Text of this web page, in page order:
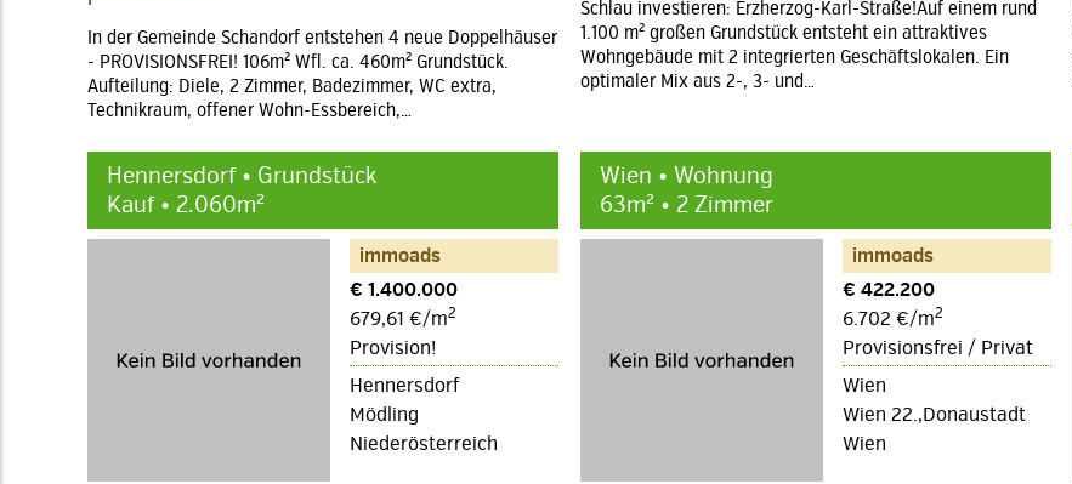
In der Gemeinde Schandorf entstehen 4 neue Doppelhäuser
- PROVISIONSFREI! 106m² Wfl. ca. 460m² Grundstück.
Aufteilung: Diele, 2 Zimmer, Badezimmer, WC extra,
Technikraum, offener Wohn-Essbereich,…
Schlau investieren: Erzherzog-Karl-Straße!Auf einem rund
1.100 m² großen Grundstück entsteht ein attraktives
Wohngebäude mit 2 integrierten Geschäftslokalen. Ein
optimaler Mix aus 2-, 3- und…
Hennersdorf • Grundstück
Kauf • 2.060m²
immoads
€ 1.400.000
679,61 €/m2
Provision!
Hennersdorf
Mödling
Niederösterreich
Wien • Wohnung
63m² • 2 Zimmer
immoads
€ 422.200
6.702 €/m2
Provisionsfrei / Privat
Wien
Wien 22.,Donaustadt
Wien